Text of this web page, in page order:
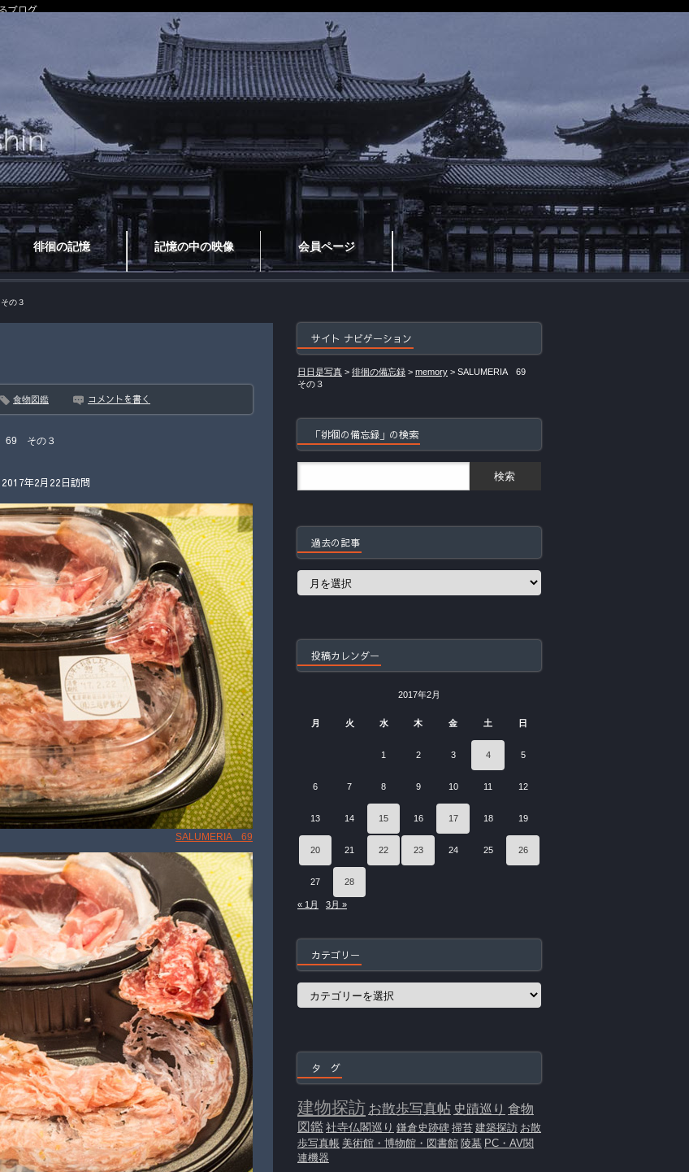
徘徊の記憶 記憶の中の映像 会員ページ
ブログ
の３
食物図鑑 コメントを書く
69 その３
年2月22日訪問
SALUMERIA 69
サイト ナビゲーション
日日是写真 > 徘徊の備忘録 > memory > SALUMERIA 69
その３
「徘徊の備忘録」の検索
過去の記事
過
投稿カレンダー
2017年2月
月 火 水 木 金 土 日
1 2 3 4 5
6 7 8 9 10 11 12
13 14 15 16 17 18 19
20 21 22 23 24 25 26
27 28
« 1月 3月 »
カテゴリー
カ
タ グ
建物探訪 お散歩写真帖 史蹟巡り 食物
図鑑社寺仏閣巡り 鎌倉史跡碑 掃苔 建築探訪 お散
歩写真帳 美術館・博物館・図書館 陵墓 PC・AV関
連機器